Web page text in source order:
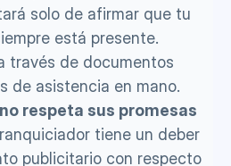
solo de afirmar que tu
está presente.
través de documentos
de asistencia en mano.
respeta sus promesas
tiene un deber
publicitario con respecto